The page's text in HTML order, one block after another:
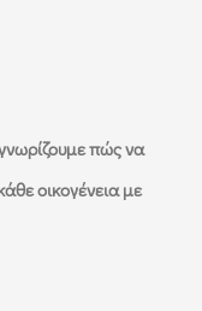
πώς να
οικογένεια με